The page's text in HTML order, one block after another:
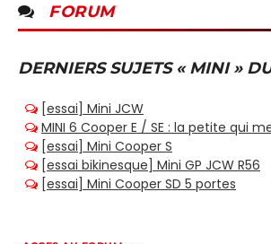
FORUM
DERNIERS SUJETS « MINI »